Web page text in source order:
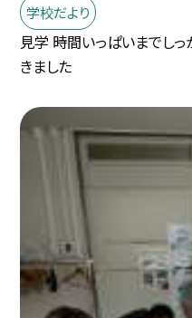
学校だより
見学 時間いっぱいまでし
きました